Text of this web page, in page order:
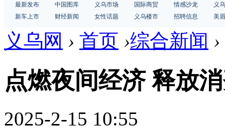
最新发布 中国图库 义乌市场 国际商贸 情感沙龙
义
新车上市
财经新闻 女性话题 义乌楼市 招聘信息 美
义乌网 › 首页 ›综合新闻 ›
点燃夜间经济 释放
2025-2-15 10:55